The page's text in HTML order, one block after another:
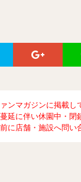
ンマガジンに掲載し
延に伴い休園中・閉
に店舗・施設へ問い